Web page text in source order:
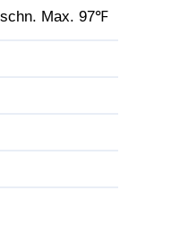
Max. 97℉